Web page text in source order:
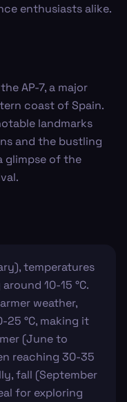
enthusiasts alike.
AP-7, a major
coast of Spain.
landmarks
and the bustling
glimpse of the
temperatures
10-15 °C.
weather,
°C, making it
(June to
reaching 30-35
fall (September
for exploring